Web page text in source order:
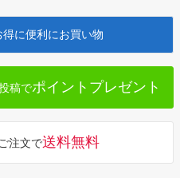
へ
に便利にお買い物
稿でポイントプレゼント
注文で送料無料